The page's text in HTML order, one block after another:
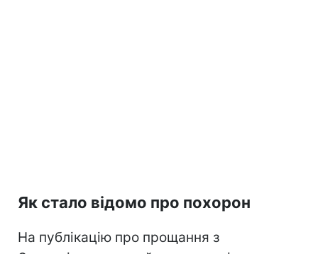
Як стало відомо про похорон
На публікацію про прощання з